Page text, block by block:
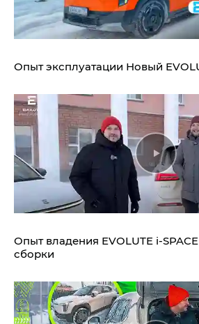
Опыт эксплуатации Новый
Опыт владения EVOLUTE
сборки